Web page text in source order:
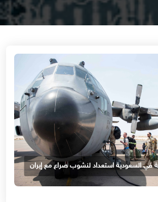
في السعودية استعداد لنشوب صراع مع إيران